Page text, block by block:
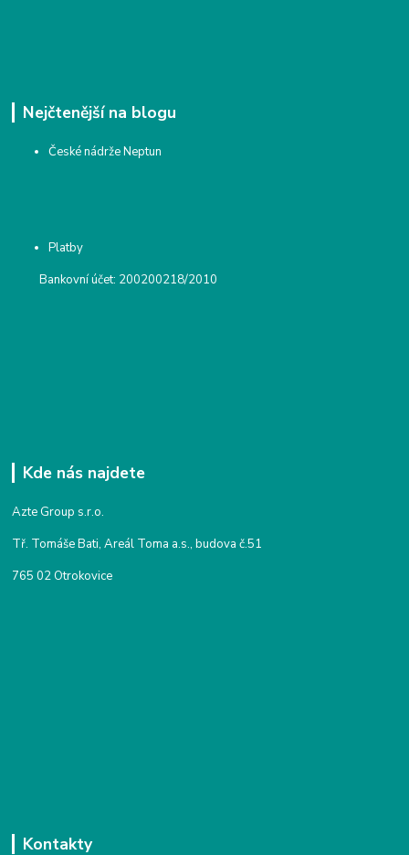
Nejčtenější na blogu
České nádrže Neptun
Platby
Bankovní účet: 200200218/2010
Kde nás najdete
Azte Group s.r.o.
Tř. Tomáše Bati, Areál Toma a.s., budova č.51
765 02 Otrokovice
Kontakty